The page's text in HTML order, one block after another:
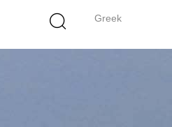
Greek